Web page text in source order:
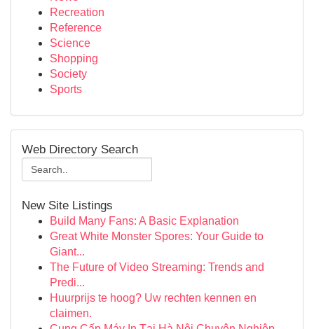
Recreation
Reference
Science
Shopping
Society
Sports
Web Directory Search
New Site Listings
Build Many Fans: A Basic Explanation
Great White Monster Spores: Your Guide to
Giant...
The Future of Video Streaming: Trends and
Predi...
Huurprijs te hoog? Uw rechten kennen en
claimen.